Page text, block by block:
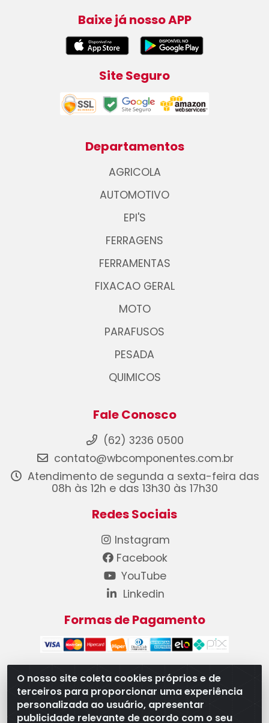
O nosso site coleta cookies próprios e de
terceiros para proporcionar uma experiência
personalizada ao usuário, apresentar
publicidade relevante de acordo com o seu
Baixe já nosso APP
Site Seguro
Departamentos
AGRICOLA
AUTOMOTIVO
EPI'S
FERRAGENS
FERRAMENTAS
FIXACAO GERAL
MOTO
PARAFUSOS
PESADA
QUIMICOS
Fale Conosco
(62) 3236 0500
contato@wbcomponentes.com.br
Atendimento de segunda a sexta-feira das
08h às 12h e das 13h30 às 17h30
Redes Sociais
Instagram
Facebook
YouTube
Linkedin
Formas de Pagamento
WB Componentes Automotivos LTDA - CNPJ
08.528.393/0001-12 - Rua do Níquel, 667 - Parque
Oeste Industrial, Goiânia/GO - CEP 74375-660